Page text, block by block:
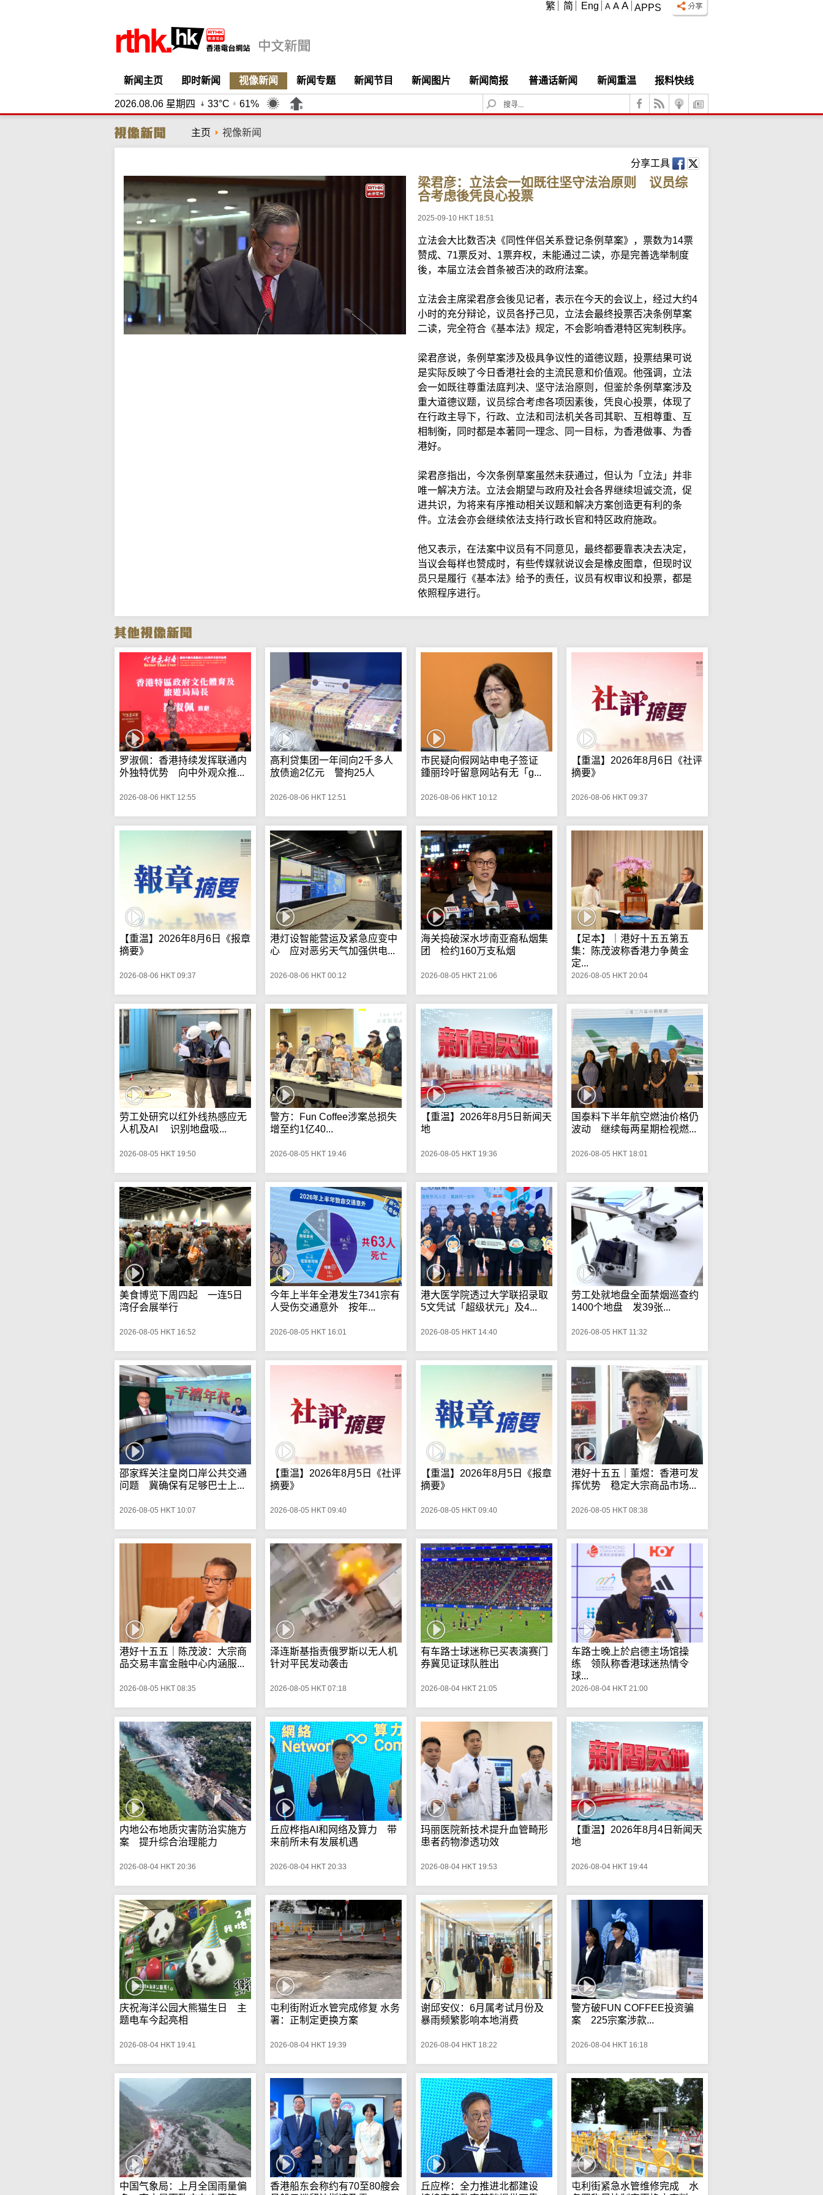
APPS
A A A
繁 简 Eng
新闻主页 即时新闻 视像新闻 新闻专题 新闻节目 新闻图片 新闻简报 普通话新闻 新闻重温 报料快线
2026.08.06 星期四 33°C 61%
S
e
c
主页 视像新闻
分享工具
梁君彦：立法会一如既往坚守法治原则 议员综
合考虑後凭良心投票
2025-09-10 HKT 18:51
立法会大比数否决《同性伴侣关系登记条例草案》，票数为14票
赞成、71票反对、1票弃权，未能通过二读，亦是完善选举制度
後，本届立法会首条被否决的政府法案。
立法会主席梁君彦会後见记者，表示在今天的会议上，经过大约4
小时的充分辩论，议员各抒己见，立法会最终投票否决条例草案
二读，完全符合《基本法》规定，不会影响香港特区宪制秩序。
梁君彦说，条例草案涉及极具争议性的道德议题，投票结果可说
是实际反映了今日香港社会的主流民意和价值观。他强调，立法
会一如既往尊重法庭判决、坚守法治原则，但鉴於条例草案涉及
重大道德议题，议员综合考虑各项因素後，凭良心投票，体现了
在行政主导下，行政、立法和司法机关各司其职、互相尊重、互
相制衡，同时都是本著同一理念、同一目标，为香港做事、为香
港好。
梁君彦指出，今次条例草案虽然未获通过，但认为「立法」并非
唯一解决方法。立法会期望与政府及社会各界继续坦诚交流，促
进共识，为将来有序推动相关议题和解决方案创造更有利的条
件。立法会亦会继续依法支持行政长官和特区政府施政。
他又表示，在法案中议员有不同意见，最终都要靠表决去决定，
当议会每样也赞成时，有些传媒就说议会是橡皮图章，但现时议
员只是履行《基本法》给予的责任，议员有权审议和投票，都是
依照程序进行。
罗淑佩：香港持续发挥联通内
外独特优势 向中外观众推...
2026-08-06 HKT 12:55
高利贷集团一年间向2千多人
放债逾2亿元 警拘25人
2026-08-06 HKT 12:51
巿民疑向假网站申电子签证
鍾丽玲吁留意网站有无「g...
2026-08-06 HKT 10:12
【重温】2026年8月6日《社评
摘要》
2026-08-06 HKT 09:37
【重温】2026年8月6日《报章
摘要》
2026-08-06 HKT 09:37
港灯设智能营运及紧急应变中
心 应对恶劣天气加强供电...
2026-08-06 HKT 00:12
海关捣破深水埗南亚裔私烟集
团 检约160万支私烟
2026-08-05 HKT 21:06
【足本】｜港好十五五第五
集：陈茂波称香港力争黄金
定...
2026-08-05 HKT 20:04
劳工处研究以红外线热感应无
人机及AI 识别地盘吸...
2026-08-05 HKT 19:50
警方：Fun Coffee涉案总损失
增至约1亿40...
2026-08-05 HKT 19:46
【重温】2026年8月5日新闻天
地
2026-08-05 HKT 19:36
国泰料下半年航空燃油价格仍
波动 继续每两星期检视燃...
2026-08-05 HKT 18:01
美食博览下周四起 一连5日
湾仔会展举行
2026-08-05 HKT 16:52
今年上半年全港发生7341宗有
人受伤交通意外 按年...
2026-08-05 HKT 16:01
港大医学院透过大学联招录取
5文凭试「超级状元」及4...
2026-08-05 HKT 14:40
劳工处就地盘全面禁烟巡查约
1400个地盘 发39张...
2026-08-05 HKT 11:32
邵家辉关注皇岗口岸公共交通
问题 冀确保有足够巴士上...
2026-08-05 HKT 10:07
【重温】2026年8月5日《社评
摘要》
2026-08-05 HKT 09:40
【重温】2026年8月5日《报章
摘要》
2026-08-05 HKT 09:40
港好十五五｜董煜：香港可发
挥优势 稳定大宗商品市场...
2026-08-05 HKT 08:38
港好十五五｜陈茂波：大宗商
品交易丰富金融中心内涵服...
2026-08-05 HKT 08:35
泽连斯基指责俄罗斯以无人机
针对平民发动袭击
2026-08-05 HKT 07:18
有车路士球迷称已买表演赛门
券冀见证球队胜出
2026-08-04 HKT 21:05
车路士晚上於启德主场馆操
练 领队称香港球迷热情令
球...
2026-08-04 HKT 21:00
内地公布地质灾害防治实施方
案 提升综合治理能力
2026-08-04 HKT 20:36
丘应桦指AI和网络及算力 带
来前所未有发展机遇
2026-08-04 HKT 20:33
玛丽医院新技术提升血管畸形
患者药物渗透功效
2026-08-04 HKT 19:53
【重温】2026年8月4日新闻天
地
2026-08-04 HKT 19:44
庆祝海洋公园大熊猫生日 主
题电车今起亮相
2026-08-04 HKT 19:41
屯利街附近水管完成修复 水务
署：正制定更换方案
2026-08-04 HKT 19:39
谢邱安仪：6月属考试月份及
暴雨频繁影响本地消费
2026-08-04 HKT 18:22
警方破FUN COFFEE投资骗
案 225宗案涉款...
2026-08-04 HKT 16:18
中国气象局：上月全国雨量偏
香港船东会称约有70至80艘会
丘应桦：全力推进北都建设
屯利街紧急水管维修完成 水